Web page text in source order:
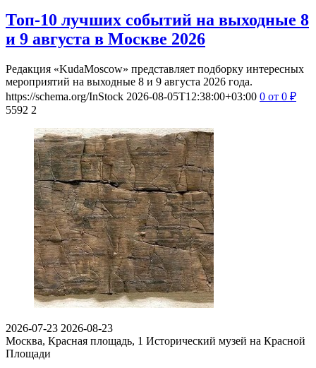
Топ-10 лучших событий на выходные 8
и 9 августа в Москве 2026
Редакция «KudaMoscow» представляет подборку интересных
мероприятий на выходные 8 и 9 августа 2026 года.
https://schema.org/InStock 2026-08-05T12:38:00+03:00 0 от 0 ₽
5592 2
2026-07-23 2026-08-23
Москва, Красная площадь, 1 Исторический музей на Красной
Площади